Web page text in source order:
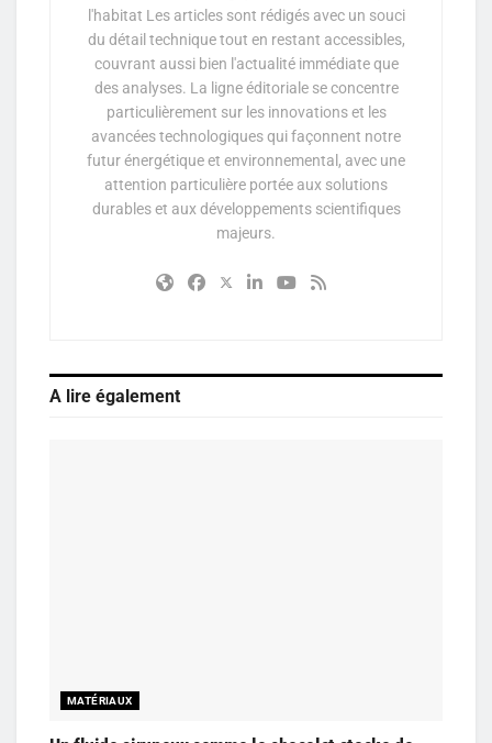
l'habitat Les articles sont rédigés avec un souci
du détail technique tout en restant accessibles,
couvrant aussi bien l'actualité immédiate que
des analyses. La ligne éditoriale se concentre
particulièrement sur les innovations et les
avancées technologiques qui façonnent notre
futur énergétique et environnemental, avec une
attention particulière portée aux solutions
durables et aux développements scientifiques
majeurs.
A lire également
MATÉRIAUX